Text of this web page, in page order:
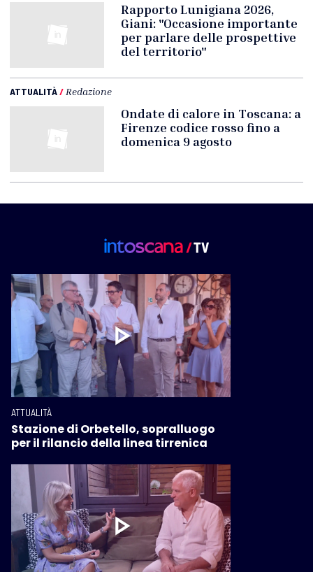
Rapporto Lunigiana 2026,
Giani: "Occasione importante
per parlare delle prospettive
del territorio"
ATTUALITÀ/ Redazione
Ondate di calore in Toscana: a
Firenze codice rosso fino a
domenica 9 agosto
ATTUALITÀ
Stazione di Orbetello, sopralluogo
per il rilancio della linea tirrenica